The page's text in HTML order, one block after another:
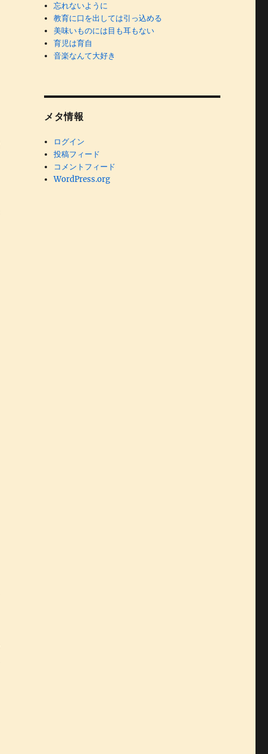
忘れないように
教育に口を出しては引っ込める
美味いものには目も耳もない
育児は育自
音楽なんて大好き
メタ情報
ログイン
投稿フィード
コメントフィード
WordPress.org